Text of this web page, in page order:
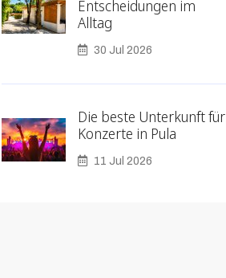
Entscheidungen im
Alltag
30 Jul 2026
Die beste Unterkunft für
Konzerte in Pula
11 Jul 2026